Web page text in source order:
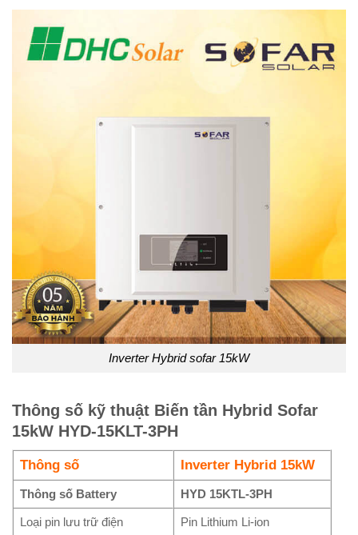
Inverter Hybrid sofar 15kW
Thông số kỹ thuật Biến tần Hybrid Sofar
15kW HYD-15KLT-3PH
Thông số Inverter Hybrid 15kW
Thông số Battery HYD 15KTL-3PH
Loại pin lưu trữ điện Pin Lithium Li-ion